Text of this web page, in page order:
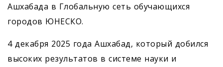
Ашхабада в Глобальную сеть обучающихся
городов ЮНЕСКО.
4 декабря 2025 года Ашхабад, который добился
высоких результатов в системе науки и